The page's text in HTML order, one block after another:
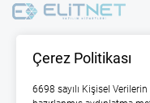
Çerez Politikası
6698 sayılı Kişisel